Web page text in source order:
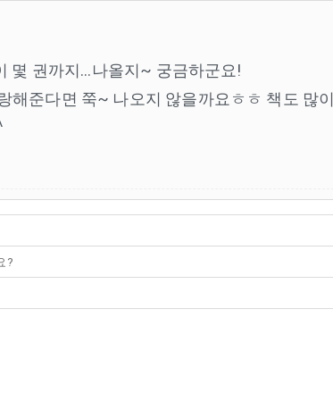
몇 권까지...나올지~ 궁금하군요!
해준다면 쭉~ 나오지 않을까요ㅎㅎ 책도
?